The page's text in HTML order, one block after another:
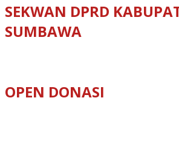
SEKWAN DPRD
SUMBAWA
OPEN DONASI